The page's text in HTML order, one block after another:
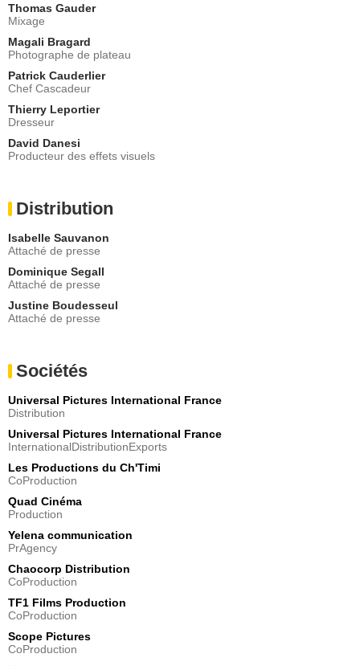
Thomas Gauder
Mixage
Magali Bragard
Photographe de plateau
Patrick Cauderlier
Chef Cascadeur
Thierry Leportier
Dresseur
David Danesi
Producteur des effets visuels
Distribution
Isabelle Sauvanon
Attaché de presse
Dominique Segall
Attaché de presse
Justine Boudesseul
Attaché de presse
Sociétés
Universal Pictures International France
Distribution
Universal Pictures International France
InternationalDistributionExports
Les Productions du Ch'Timi
CoProduction
Quad Cinéma
Production
Yelena communication
PrAgency
Chaocorp Distribution
CoProduction
TF1 Films Production
CoProduction
Scope Pictures
CoProduction